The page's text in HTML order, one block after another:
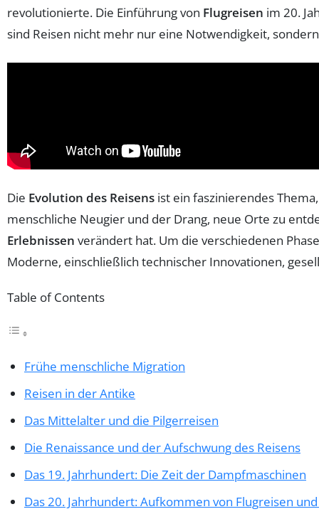
revolutionierte. Die Einführung von Flugreisen im 20.
sind Reisen nicht mehr nur eine Notwendigkeit,
Die Evolution des Reisens ist ein faszinierendes
menschliche Neugier und der Drang, neue Orte zu
Erlebnissen verändert hat. Um die verschiedenen
Moderne, einschließlich technischer Innovationen,
Table of Contents
Frühe menschliche Migration
Reisen in der Antike
Das Mittelalter und die Pilgerreisen
Die Renaissance und der Aufschwung des Reisens
Das 19. Jahrhundert: Die Zeit der Dampfmaschinen
Das 20. Jahrhundert: Aufkommen von Flugreisen